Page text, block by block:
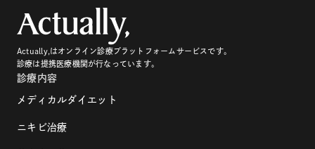
Actually,はオンライン診療プラットフォームサービスです。
診療は提携医療機関が行なっています。
診療内容
メディカルダイエット
ニキビ治療